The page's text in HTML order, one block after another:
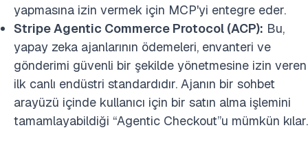
yapmasına izin vermek için MCP'yi entegre eder.
Stripe Agentic Commerce Protocol (ACP): Bu,
yapay zeka ajanlarının ödemeleri, envanteri ve
gönderimi güvenli bir şekilde yönetmesine izin veren
ilk canlı endüstri standardıdır. Ajanın bir sohbet
arayüzü içinde kullanıcı için bir satın alma işlemini
tamamlayabildiği “Agentic Checkout”u mümkün kılar.